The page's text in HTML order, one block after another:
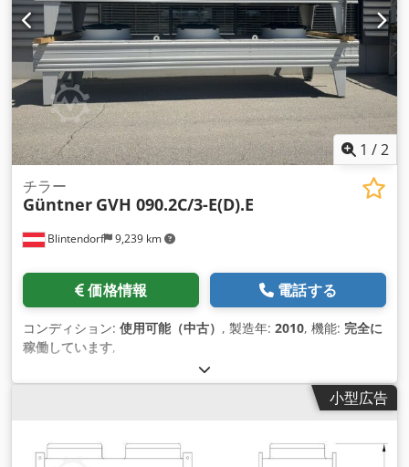
1 /2
Blintendorf 9,239 km
チラー
Güntner GVH 090.2C/3-E(D).E
価格情報 電話する
コンディション: 使用可能（中古） , 製造年: 2010, 機能: 完全に
稼働しています,
小型広告